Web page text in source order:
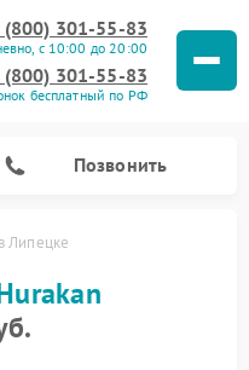
(800) 301-55-83
с 10:00 до 20:00
(800) 301-55-83
бесплатный по РФ
Позвонить
Липецке